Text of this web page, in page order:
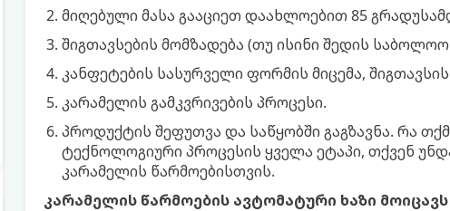
მიღებული მასა გააციეთ დაახლოებით 85
შიგთავსების მომზადება (თუ ისინი შედის
კანფეტების სასურველი ფორმის მიცემა,
კარამელის გამკვრივების პროცესი.
პროდუქტის შეფუთვა და საწყობში გაგზავნა. რა
ტექნოლოგიური პროცესის ყველა ეტაპი, თქვენ
კარამელის წარმოებისთვის.
კარამელის წარმოების ავტომატური ხაზი